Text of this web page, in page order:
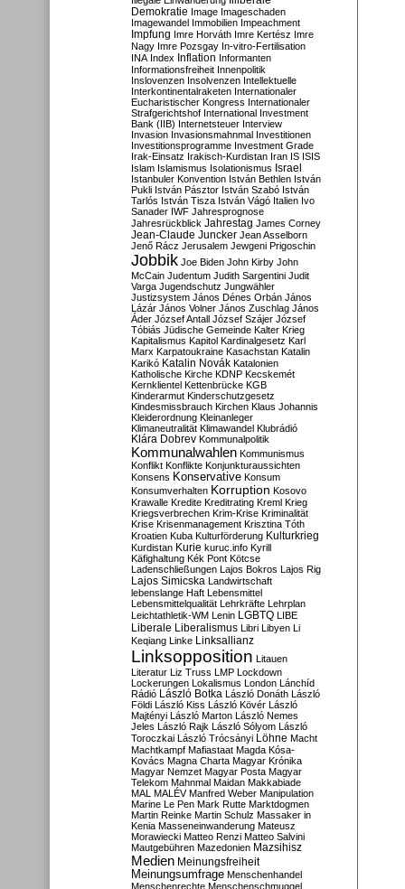
Demokratie Image Imageschaden
Imagewandel Immobilien Impeachment
Impfung Imre Horváth Imre Kertész Imre
Nagy Imre Pozsgay In-vitro-Fertilisation
INA Index Inflation Informanten
Informationsfreiheit Innenpolitik
Inslovenzen Insolvenzen Intellektuelle
Interkontinentalraketen Internationaler
Eucharistischer Kongress Internationaler
Strafgerichtshof International Investment
Bank (IIB) Internetsteuer Interview
Invasion Invasionsmahnmal Investitionen
Investitionsprogramme Investment Grade
Irak-Einsatz Irakisch-Kurdistan Iran IS ISIS
Islam Islamismus Isolationismus Israel
Istanbuler Konvention István Bethlen István
Pukli István Pásztor István Szabó István
Tarlós István Tisza István Vágó Italien Ivo
Sanader IWF Jahresprognose
Jahresrückblick Jahrestag James Corney
Jean-Claude Juncker Jean Asselborn
Jenő Rácz Jerusalem Jewgeni Prigoschin
Jobbik Joe Biden John Kirby John
McCain Judentum Judith Sargentini Judit
Varga Jugendschutz Jungwähler
Justizsystem János Dénes Orbán János
Lázár János Volner János Zuschlag János
Áder József Antall József Szájer József
Tóbiás Jüdische Gemeinde Kalter Krieg
Kapitalismus Kapitol Kardinalgesetz Karl
Marx Karpatoukraine Kasachstan Katalin
Karikó Katalin Novák Katalonien
Katholische Kirche KDNP Kecskemét
Kernklientel Kettenbrücke KGB
Kinderarmut Kinderschutzgesetz
Kindesmissbrauch Kirchen Klaus Johannis
Kleiderordnung Kleinanleger
Klimaneutralität Klimawandel Klubrádió
Klára Dobrev Kommunalpolitik
Kommunalwahlen Kommunismus
Konflikt Konflikte Konjunkturaussichten
Konsens Konservative Konsum
Konsumverhalten Korruption Kosovo
Krawalle Kredite Kreditrating Kreml Krieg
Kriegsverbrechen Krim-Krise Kriminalität
Krise Krisenmanagement Krisztina Tóth
Kroatien Kuba Kulturförderung Kulturkrieg
Kurdistan Kurie kuruc.info Kyrill
Käfighaltung Kék Pont Kötcse
Ladenschließungen Lajos Bokros Lajos Rig
Lajos Simicska Landwirtschaft
lebenslange Haft Lebensmittel
Lebensmittelqualität Lehrkräfte Lehrplan
Leichtathletik-WM Lenin LGBTQ LIBE
Liberale Liberalismus Libri Libyen Li
Keqiang Linke Linksallianz
Linksopposition Litauen
Literatur Liz Truss LMP Lockdown
Lockerungen Lokalismus London Lánchíd
Rádió
László Botka László Donáth László
Földi László Kiss László Kövér László
Majtényi László Marton László Nemes
Jeles László Rajk László Sólyom László
Toroczkai László Trócsányi Löhne Macht
Machtkampf Mafiastaat Magda Kósa-
Kovács Magna Charta Magyar Krónika
Magyar Nemzet Magyar Posta Magyar
Telekom Mahnmal Maidan Makkabiade
MAL MALÉV Manfred Weber Manipulation
Marine Le Pen Mark Rutte Marktdogmen
Martin Reinke Martin Schulz Massaker in
Kenia Masseneinwanderung Mateusz
Morawiecki Matteo Renzi Matteo Salvini
Mautgebühren Mazedonien Mazsihisz
Medien Meinungsfreiheit
Meinungsumfrage Menschenhandel
Menschenrechte Menschenschmuggel